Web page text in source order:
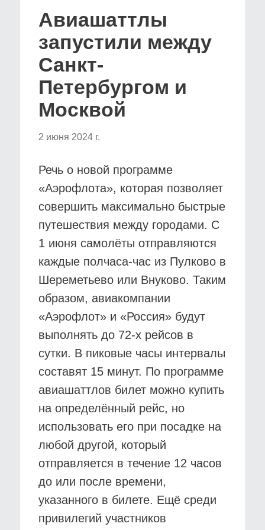
Авиашаттлы
запустили между
Санкт-
Петербургом и
Москвой
2 июня 2024 г.
Речь о новой программе
«Аэрофлота», которая позволяет
совершить максимально быстрые
путешествия между городами. С
1 июня самолёты отправляются
каждые полчаса-час из Пулково в
Шереметьево или Внуково. Таким
образом, авиакомпании
«Аэрофлот» и «Россия» будут
выполнять до 72-х рейсов в
сутки. В пиковые часы интервалы
составят 15 минут. По программе
авиашаттлов билет можно купить
на определённый рейс, но
использовать его при посадке на
любой другой, который
отправляется в течение 12 часов
до или после времени,
указанного в билете. Ещё среди
привилегий участников